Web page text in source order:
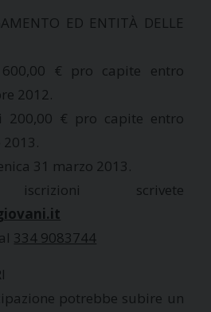
ED ENTITÀ DELLE
€ pro capite entro
2012.
200,00 € pro capite entro
31 marzo 2013.
scrivete
334 9083744
potrebbe subire un